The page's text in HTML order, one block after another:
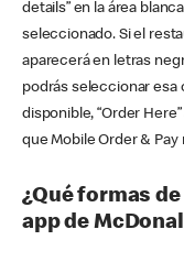
details” en la área
seleccionado. Si el
aparecerá en letras
podrás seleccionar esa
disponible, “Order
que Mobile Order &
¿Qué formas
app de